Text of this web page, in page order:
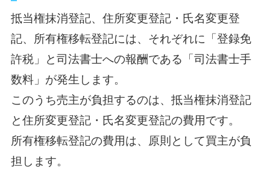
抵当権抹消登記、住所変更登記・氏名変更登
記、所有権移転登記には、それぞれに「登録免
許税」と司法書士への報酬である「司法書士手
数料」が発生します。
このうち売主が負担するのは、抵当権抹消登記
と住所変更登記・氏名変更登記の費用です。
所有権移転登記の費用は、原則として買主が負
担します。